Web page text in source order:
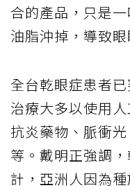
合的產品，只是
油脂沖掉，導致眼
全台乾眼症患者
治療大多以使用
抗炎藥物、脈衝
等。戴明正強調
計，亞洲人因為